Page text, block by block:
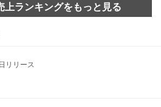
上ランキングをもっと見る
リリース